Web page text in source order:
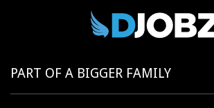
PART OF A BIGGER FAMILY